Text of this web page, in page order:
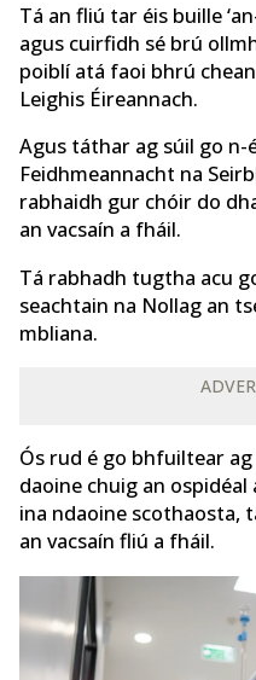
Tá an fliú tar éis buille
agus cuirfidh sé brú
poiblí atá faoi bhrú
Leighis Éireannach.
Agus táthar ag súil go n-
Feidhmeannacht na
rabhaidh gur chóir do
an vacsaín a fháil.
Tá rabhadh tugtha acu
seachtain na Nollag an
mbliana.
Ós rud é go bhfuiltear
daoine chuig an
ina ndaoine scothaosta,
an vacsaín fliú a fháil.